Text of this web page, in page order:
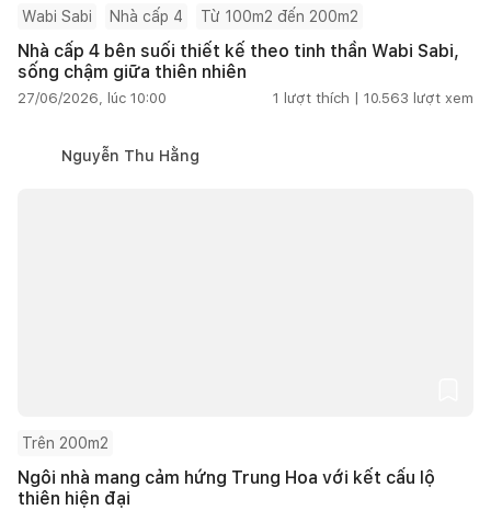
Wabi Sabi Nhà cấp 4 Từ 100m2 đến 200m2
Nhà cấp 4 bên suối thiết kế theo tinh thần Wabi Sabi,
sống chậm giữa thiên nhiên
27/06/2026, lúc 10:00 1 lượt thích | 10.563 lượt xem
Nguyễn Thu Hằng
Trên 200m2
Ngôi nhà mang cảm hứng Trung Hoa với kết cấu lộ
thiên hiện đại